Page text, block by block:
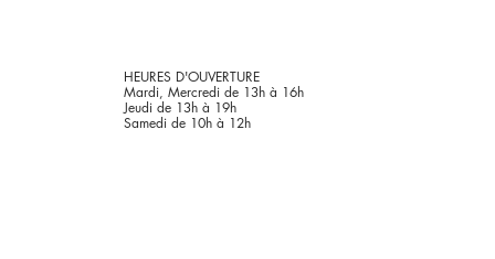
HEURES D'OUVERTURE
Mardi, Mercredi de 13h à 16h
Jeudi de 13h à 19h
Samedi de 10h à 12h